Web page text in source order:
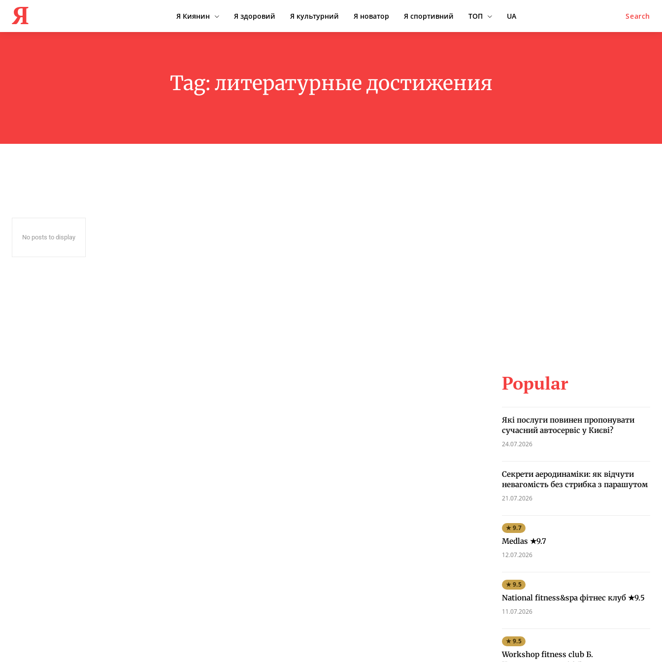
Я Я Киянин Я здоровий Я культурний Я новатор Я спортивний ТОП UA Search
Tag: литературные достижения
No posts to display
Popular
Які послуги повинен пропонувати
сучасний автосервіс у Києві?
24.07.2026
Секрети аеродинаміки: як відчути
невагомість без стрибка з парашутом
21.07.2026
★ 9.7
Medlas ★9.7
12.07.2026
★ 9.5
National fitness&spa фітнес клуб ★9.5
11.07.2026
★ 9.5
Workshop fitness club Б.